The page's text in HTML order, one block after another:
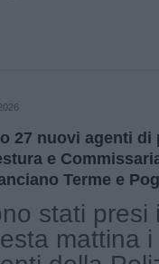
27 nuovi agenti di
e
Terme e
stati presi
mattina